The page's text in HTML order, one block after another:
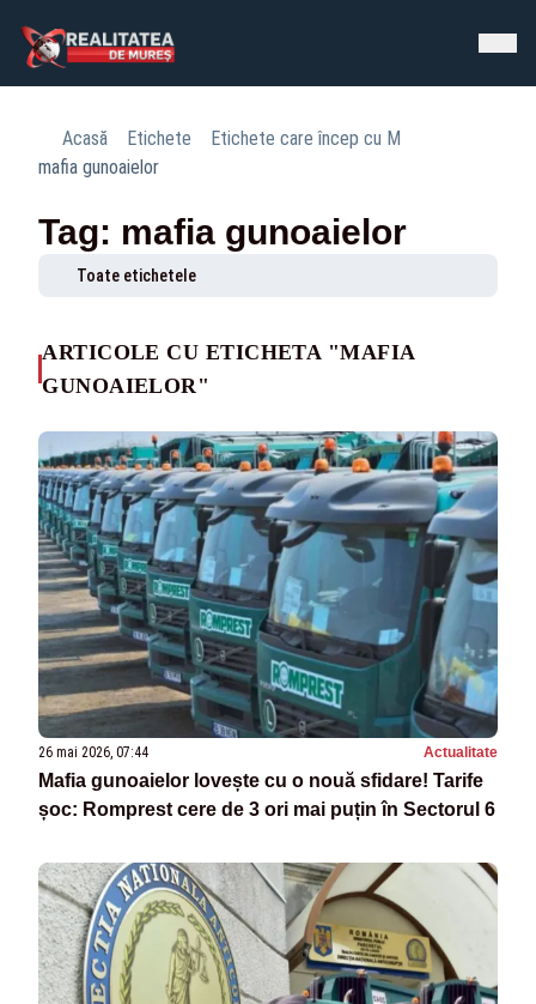
Acasă Etichete
Etichete care încep cu M
mafia gunoaielor
Tag: mafia gunoaielor
Toate etichetele
ARTICOLE CU ETICHETA "MAFIA
GUNOAIELOR"
26 mai 2026, 07:44 Actualitate
Mafia gunoaielor lovește cu o nouă sfidare! Tarife
șoc: Romprest cere de 3 ori mai puțin în Sectorul 6